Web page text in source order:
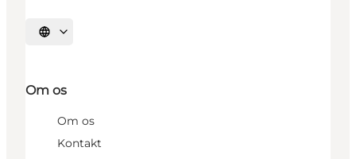
Vælg sprog
Om os
Om os
Kontakt